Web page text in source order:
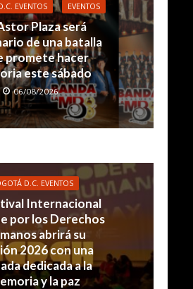
EVENTOS EVENTOS
Plaza será
de una batalla
promete hacer
este sábado
06/08/2026
D.C. EVENTOS
Internacional
por los Derechos
abrirá su
2026 con una
dedicada a la
y la paz